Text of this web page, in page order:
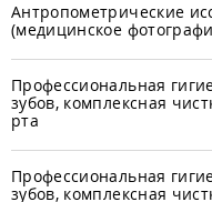
Антропометрические
(медицинское
Профессиональная
зубов, комплексная
рта
Профессиональная
зубов, комплексная